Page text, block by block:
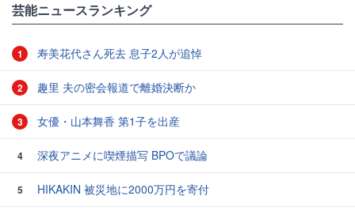
芸能ニュースランキング
1 寿美花代さん死去 息子2人が追悼
2 趣里 夫の密会報道で離婚決断か
3 女優・山本舞香 第1子を出産
4 深夜アニメに喫煙描写 BPOで議論
5
HIKAKIN 被災地に2000万円を寄付